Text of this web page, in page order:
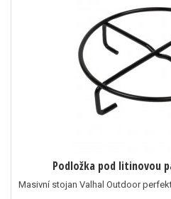
Podložka pod litinovou
Masivní stojan Valhal Outdoor